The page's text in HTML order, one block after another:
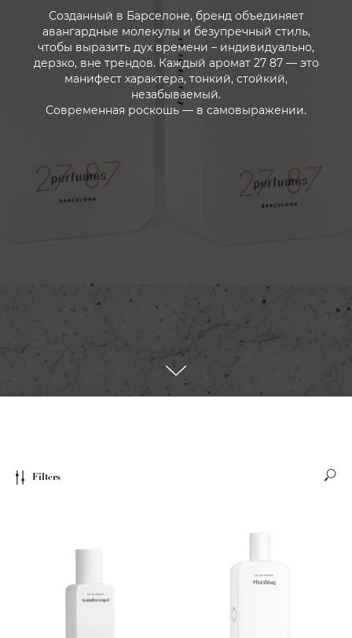
Созданный в Барселоне, бренд объединяет
авангардные молекулы и безупречный стиль,
чтобы выразить дух времени – индивидуально,
дерзко, вне трендов. Каждый аромат 27 87 — это
манифест характера, тонкий, стойкий,
незабываемый.
Современная роскошь — в самовыражении.
Filters